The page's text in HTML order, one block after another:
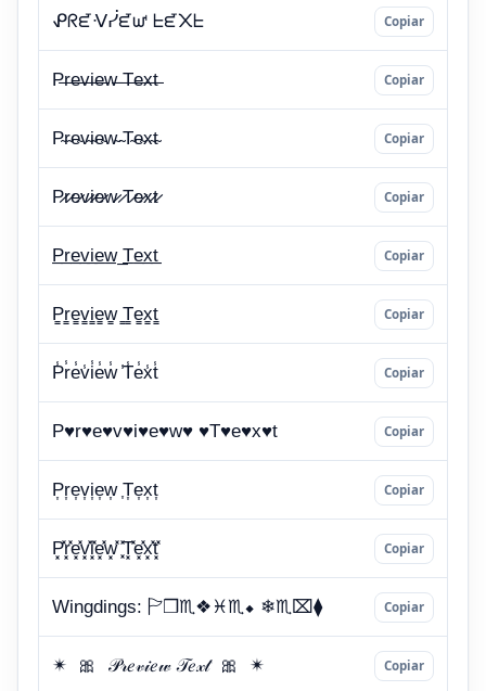
Copiar
Copiar
Copiar
Copiar
Copiar
Copiar
Copiar
Copiar
Copiar
Copiar
Copiar
Copiar